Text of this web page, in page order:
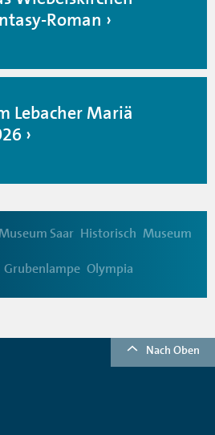
Roman
Lebacher Mariä
Saar Historisch Museum
Grubenlampe Olympia
Nach Oben